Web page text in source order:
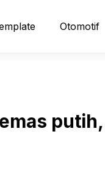
Otomotif
putih,